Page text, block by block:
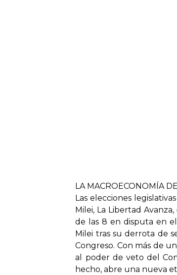
LA MACROECONOMÍA
Las elecciones
Milei, La Libertad
de las 8 en disputa en
Milei tras su derrota de
Congreso. Con más de
al poder de veto del
hecho, abre una nueva